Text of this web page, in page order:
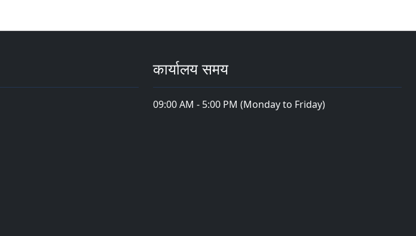
कार्यालय समय
09:00 AM - 5:00 PM (Monday to Friday)